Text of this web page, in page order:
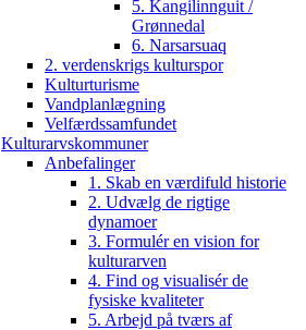
5. Kangilinnguit /
Grønnedal
6. Narsarsuaq
2. verdenskrigs kulturspor
Kulturturisme
Vandplanlægning
Velfærdssamfundet
Kulturarvskommuner
Anbefalinger
1. Skab en værdifuld historie
2. Udvælg de rigtige
dynamoer
3. Formulér en vision for
kulturarven
4. Find og visualisér de
fysiske kvaliteter
5. Arbejd på tværs af